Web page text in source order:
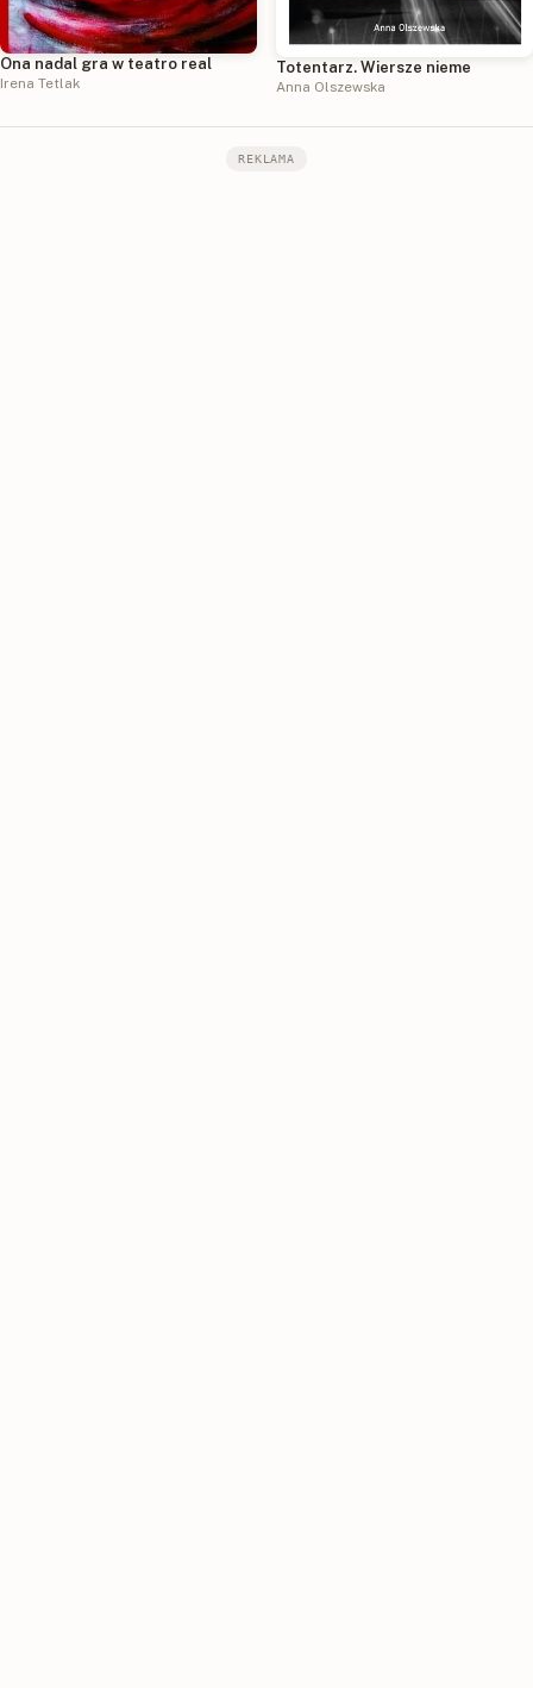
Ona nadal gra w teatro real
Irena Tetlak
Totentarz. Wiersze nieme
Anna Olszewska
REKLAMA